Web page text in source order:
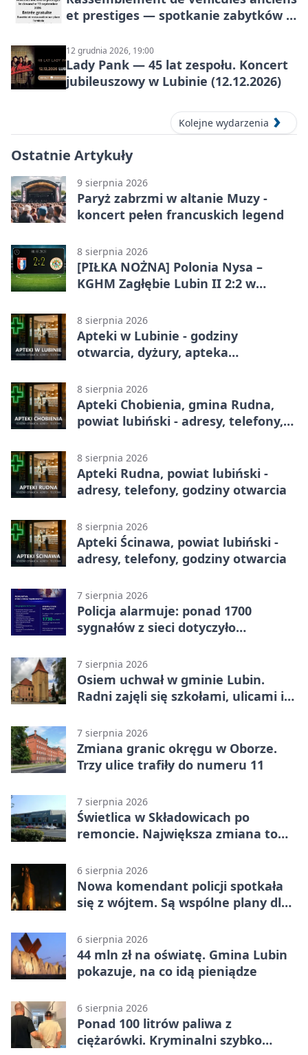
et prestiges — spotkanie zabytków i
12 grudnia 2026, 19:00
Lady Pank — 45 lat zespołu. Koncert
jubileuszowy w Lubinie (12.12.2026)
Kolejne wydarzenia
Ostatnie Artykuły
9 sierpnia 2026
Paryż zabrzmi w altanie Muzy -
koncert pełen francuskich legend
8 sierpnia 2026
[PIŁKA NOŻNA] Polonia Nysa –
KGHM Zagłębie Lubin II 2:2 w
8 sierpnia 2026
Apteki w Lubinie - godziny
otwarcia, dyżury, apteka
8 sierpnia 2026
Apteki Chobienia, gmina Rudna,
powiat lubiński - adresy, telefony,
8 sierpnia 2026
Apteki Rudna, powiat lubiński -
adresy, telefony, godziny otwarcia
8 sierpnia 2026
Apteki Ścinawa, powiat lubiński -
adresy, telefony, godziny otwarcia
7 sierpnia 2026
Policja alarmuje: ponad 1700
sygnałów z sieci dotyczyło
7 sierpnia 2026
Osiem uchwał w gminie Lubin.
Radni zajęli się szkołami, ulicami i
7 sierpnia 2026
Zmiana granic okręgu w Oborze.
Trzy ulice trafiły do numeru 11
7 sierpnia 2026
Świetlica w Składowicach po
remoncie. Największa zmiana to
6 sierpnia 2026
Nowa komendant policji spotkała
się z wójtem. Są wspólne plany dla
6 sierpnia 2026
44 mln zł na oświatę. Gmina Lubin
pokazuje, na co idą pieniądze
6 sierpnia 2026
Ponad 100 litrów paliwa z
ciężarówki. Kryminalni szybko